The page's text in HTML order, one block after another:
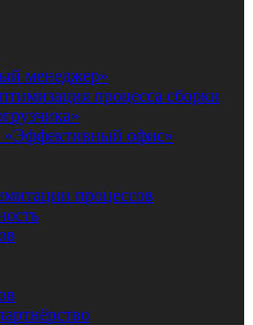
менеджер»
процесса сборки
«Эффективный офис»
процессов